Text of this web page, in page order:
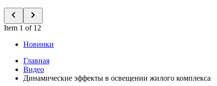
Item 1 of 12
Новинки
Главная
Видео
Динамические эффекты в освещении жилого комплекса